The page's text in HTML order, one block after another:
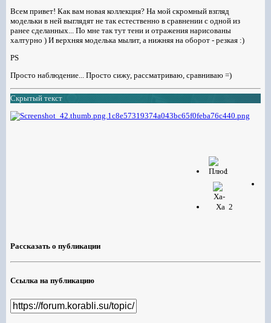
Всем привет! Как вам новая коллекция? На мой скромный взгляд
модельки в ней выглядят не так естественно в сравнении с одной из
ранее сделанных... По мне так тут тени и отражения нарисованы
халтурно ) И верхняя моделька мылит, а нижняя на оборот - резкая :)
PS
Просто наблюдение... Просто сижу, рассматриваю, сравниваю =)
Скрытый текст
1
2
Рассказать о публикации
Ссылка на публикацию